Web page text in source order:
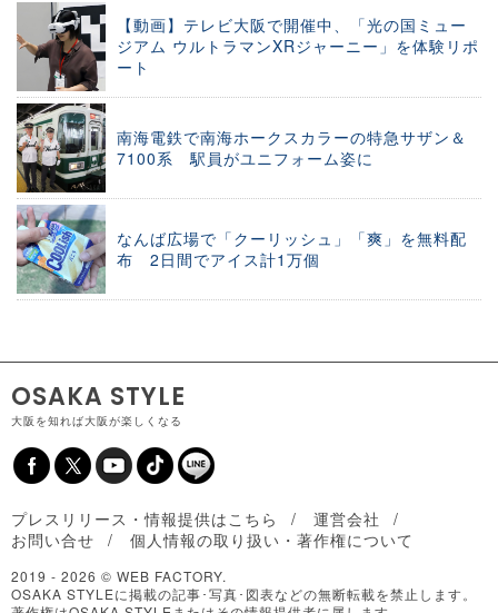
【動画】テレビ大阪で開催中、「光の国ミュー
ジアム ウルトラマンXRジャーニー」を体験リポ
ート
南海電鉄で南海ホークスカラーの特急サザン＆
7100系 駅員がユニフォーム姿に
なんば広場で「クーリッシュ」「爽」を無料配
布 2日間でアイス計1万個
OSAKA STYLE
大阪を知れば大阪が楽しくなる
プレスリリース・情報提供はこちら
運営会社
お問い合せ
個人情報の取り扱い・著作権について
2019 - 2026 © WEB FACTORY.
OSAKA STYLEに掲載の記事･写真･図表などの無断転載を禁止します。